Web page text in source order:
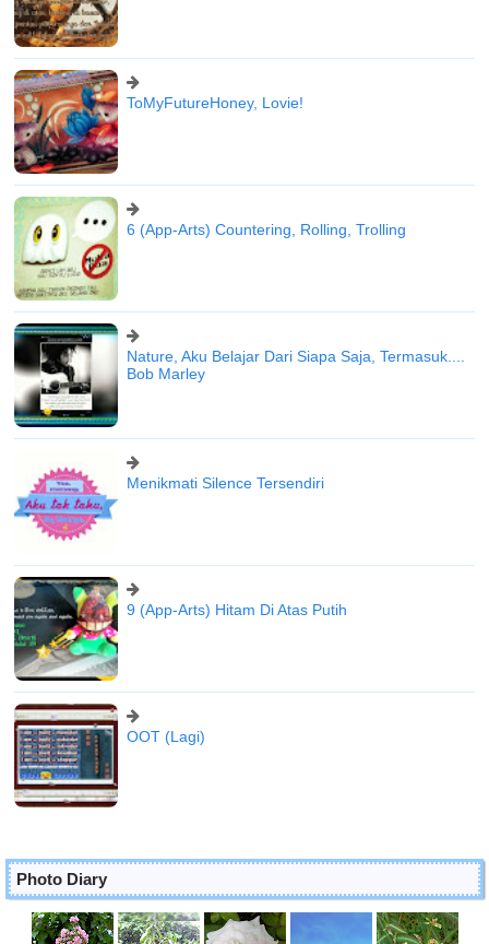
ToMyFutureHoney, Lovie!
6 (App-Arts) Countering, Rolling, Trolling
Nature, Aku Belajar Dari Siapa Saja, Termasuk....
Bob Marley
Menikmati Silence Tersendiri
9 (App-Arts) Hitam Di Atas Putih
OOT (Lagi)
Photo Diary